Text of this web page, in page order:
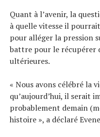
Quant à l’avenir, la
à quelle vitesse il
pour alléger la pression
battre pour le récupérer
ultérieures.
« Nous avons célébré la
qu’aujourd’hui, il serait
probablement demain
histoire », a déclaré